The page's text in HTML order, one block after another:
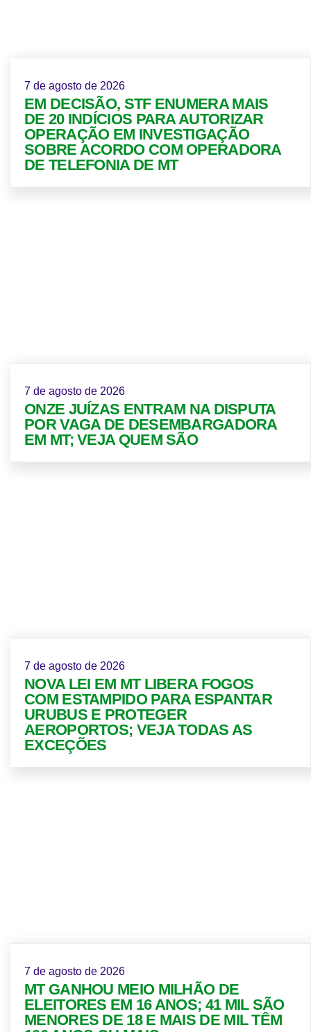
7 de agosto de 2026
EM DECISÃO, STF ENUMERA MAIS
DE 20 INDÍCIOS PARA AUTORIZAR
OPERAÇÃO EM INVESTIGAÇÃO
SOBRE ACORDO COM OPERADORA
DE TELEFONIA DE MT
7 de agosto de 2026
ONZE JUÍZAS ENTRAM NA DISPUTA
POR VAGA DE DESEMBARGADORA
EM MT; VEJA QUEM SÃO
7 de agosto de 2026
NOVA LEI EM MT LIBERA FOGOS
COM ESTAMPIDO PARA ESPANTAR
URUBUS E PROTEGER
AEROPORTOS; VEJA TODAS AS
EXCEÇÕES
7 de agosto de 2026
MT GANHOU MEIO MILHÃO DE
ELEITORES EM 16 ANOS; 41 MIL SÃO
MENORES DE 18 E MAIS DE MIL TÊM